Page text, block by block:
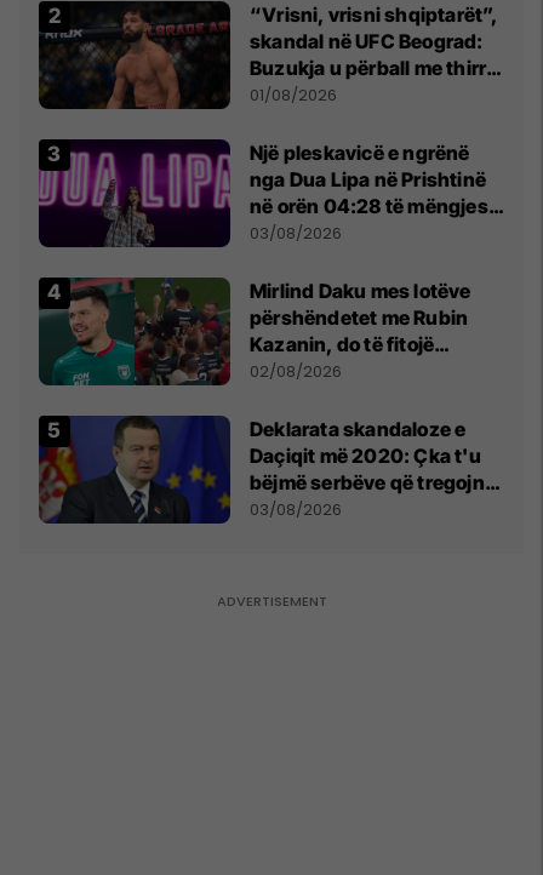
“Vrisni, vrisni shqiptarët”,
skandal në UFC Beograd:
Buzukja u përball me thirrje
anti-shqiptare nga
01/08/2026
Një pleskavicë e ngrënë
nga Dua Lipa në Prishtinë
në orën 04:28 të mëngjesit
- dhe bota digjitale serbe
03/08/2026
Mirlind Daku mes lotëve
përshëndetet me Rubin
Kazanin, do të fitojë
miliona te Spartak Moska
02/08/2026
​Deklarata skandaloze e
Daçiqit më 2020: Çka t'u
bëjmë serbëve që tregojnë
ku janë varrosur shqiptarët
03/08/2026